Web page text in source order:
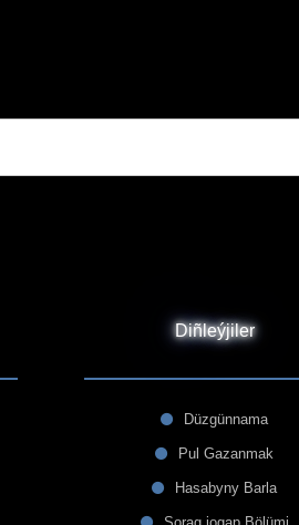
Diñleýjiler
Düzgünnama
Pul Gazanmak
Hasabyny Barla